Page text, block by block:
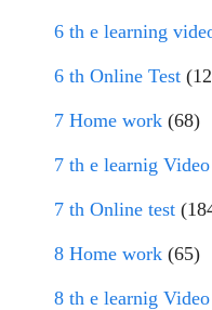
6 th e learning
6 th Online Test
7 Home work (68)
7 th e learnig Video
7 th Online test
8 Home work (65)
8 th e learnig Video